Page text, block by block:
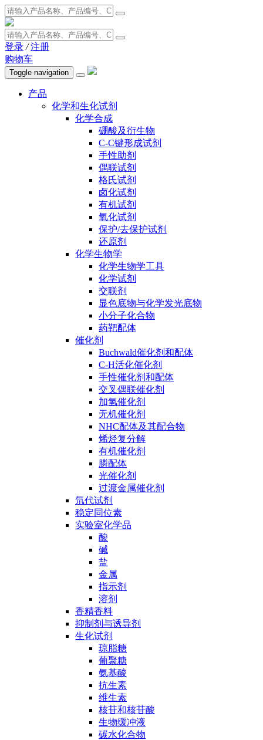
登录 / 注册
购物车
Toggle navigation
产品
化学和生化试剂
化学合成
硼酸及衍生物
C-C键形成试剂
手性助剂
偶联试剂
格氏试剂
卤化试剂
有机试剂
氧化试剂
保护/去保护试剂
还原剂
化学生物学
化学生物学工具
化学试剂
交联剂
显色底物与化学发光底物
小分子化合物
药靶配体
催化剂
Buchwald催化剂和配体
C-H活化催化剂
手性催化剂和配体
交叉偶联催化剂
加氢催化剂
无机催化剂
NHC配体及其配合物
烯烃复分解
有机催化剂
膦配体
光催化剂
过渡金属催化剂
氘代试剂
稳定同位素
实验室化学品
酸
碱
盐
金属
指示剂
溶剂
香精香料
抑制剂与诱导剂
生化试剂
琼脂糖
葡聚糖
氨基酸
抗生素
维生素
核苷和核苷酸
生物缓冲液
碳水化合物